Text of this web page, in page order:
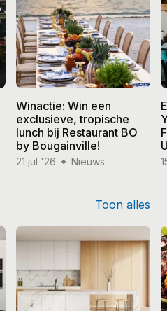
Winactie: Win een
exclusieve, tropische
lunch bij Restaurant BO
by Bougainville!
21 jul '26 Nieuws
Toon alles